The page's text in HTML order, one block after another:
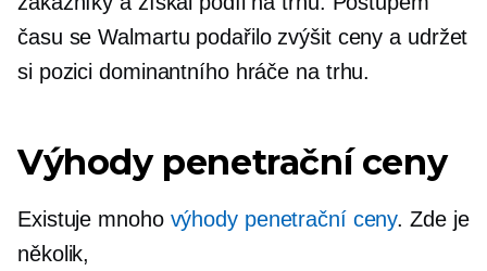
času se Walmartu podařilo zvýšit ceny a udržet
si pozici dominantního hráče na trhu.
Výhody penetrační ceny
Existuje mnoho výhody penetrační ceny. Zde je
několik,